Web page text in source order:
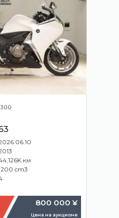
км
cm3
800 000 ¥
Цена на аукционе